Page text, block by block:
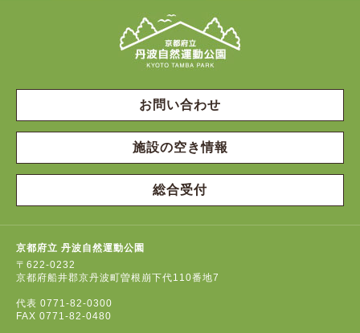
お問い合わせ
施設の空き情報
総合受付
京都府立 丹波自然運動公園
〒622-0232
京都府船井郡京丹波町曽根崩下代110番地7
代表 0771-82-0300
FAX 0771-82-0480